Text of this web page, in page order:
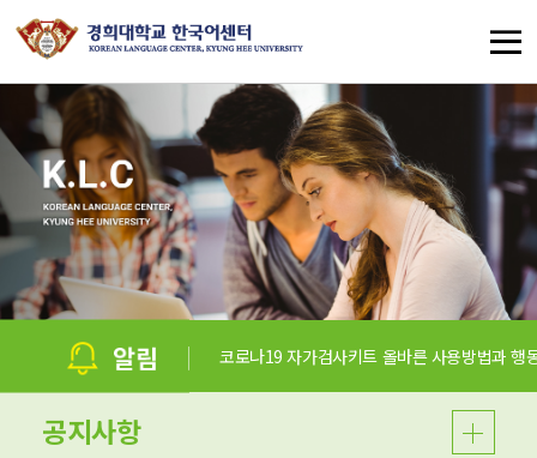
코로나19 자가검사키트 올바른 사용방법과 행
공지사항